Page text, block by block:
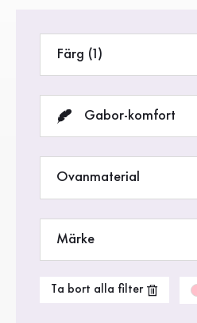
Sneakers
Stövlar
Färg (1)
Gabor-komfort
Ovanmaterial
Märke
Ta bort alla filter